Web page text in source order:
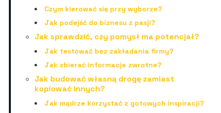
Czym kierować się przy wyborze?
Jak podejść do biznesu z pasji?
Jak sprawdzić, czy pomysł ma potencjał?
Jak testować bez zakładania firmy?
Jak zbierać informacje zwrotne?
Jak budować własną drogę zamiast
kopiować innych?
Jak mądrze korzystać z gotowych inspiracji?